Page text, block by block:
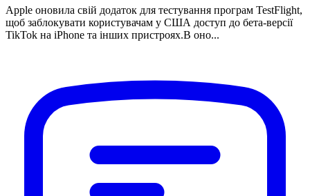
Apple оновила свій додаток для тестування програм TestFlight,
щоб заблокувати користувачам у США доступ до бета-версії
TikTok на iPhone та інших пристроях.В оно...